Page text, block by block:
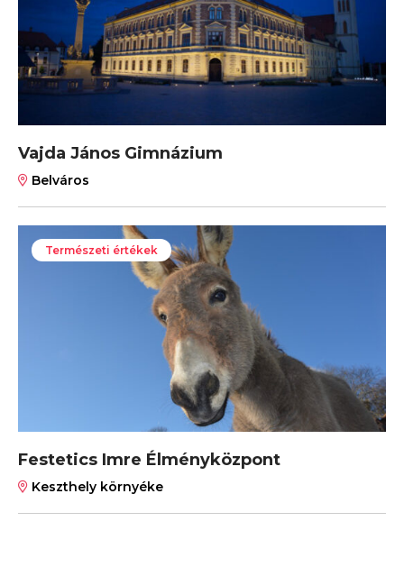
Vajda János Gimnázium
Belváros
Természeti értékek
Festetics Imre Élményközpont
Keszthely környéke